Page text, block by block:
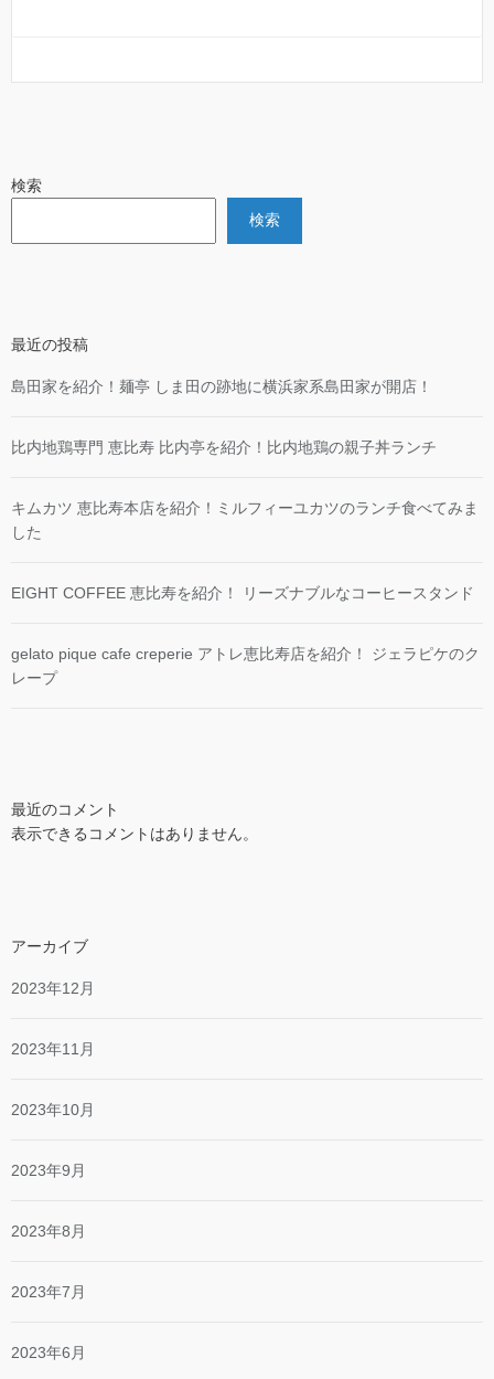
検索
検索
最近の投稿
島田家を紹介！麺亭 しま田の跡地に横浜家系島田家が開店！
比内地鶏専門 恵比寿 比内亭を紹介！比内地鶏の親子丼ランチ
キムカツ 恵比寿本店を紹介！ミルフィーユカツのランチ食べてみま
した
EIGHT COFFEE 恵比寿を紹介！ リーズナブルなコーヒースタンド
gelato pique cafe creperie アトレ恵比寿店を紹介！ ジェラピケのク
レープ
最近のコメント
表示できるコメントはありません。
アーカイブ
2023年12月
2023年11月
2023年10月
2023年9月
2023年8月
2023年7月
2023年6月